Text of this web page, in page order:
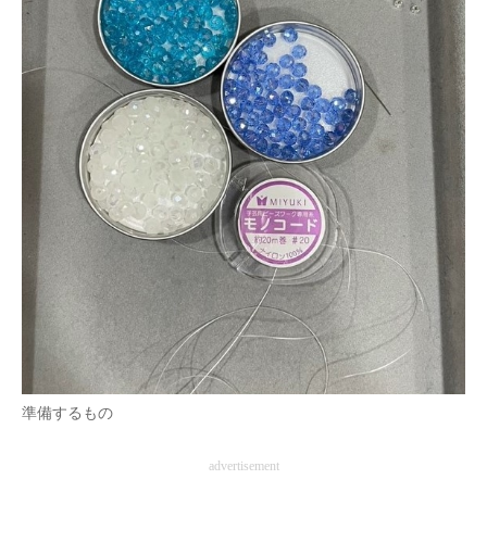
準備するもの
advertisement